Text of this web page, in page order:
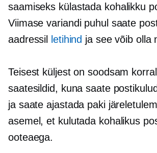
saamiseks külastada kohalikku
Viimase variandi puhul saate
aadressil
letihind ja see võib olla
Teisest küljest on soodsam
saatesildid, kuna saate
ja saate ajastada paki
asemel, et kulutada kohalikus
ooteaega.